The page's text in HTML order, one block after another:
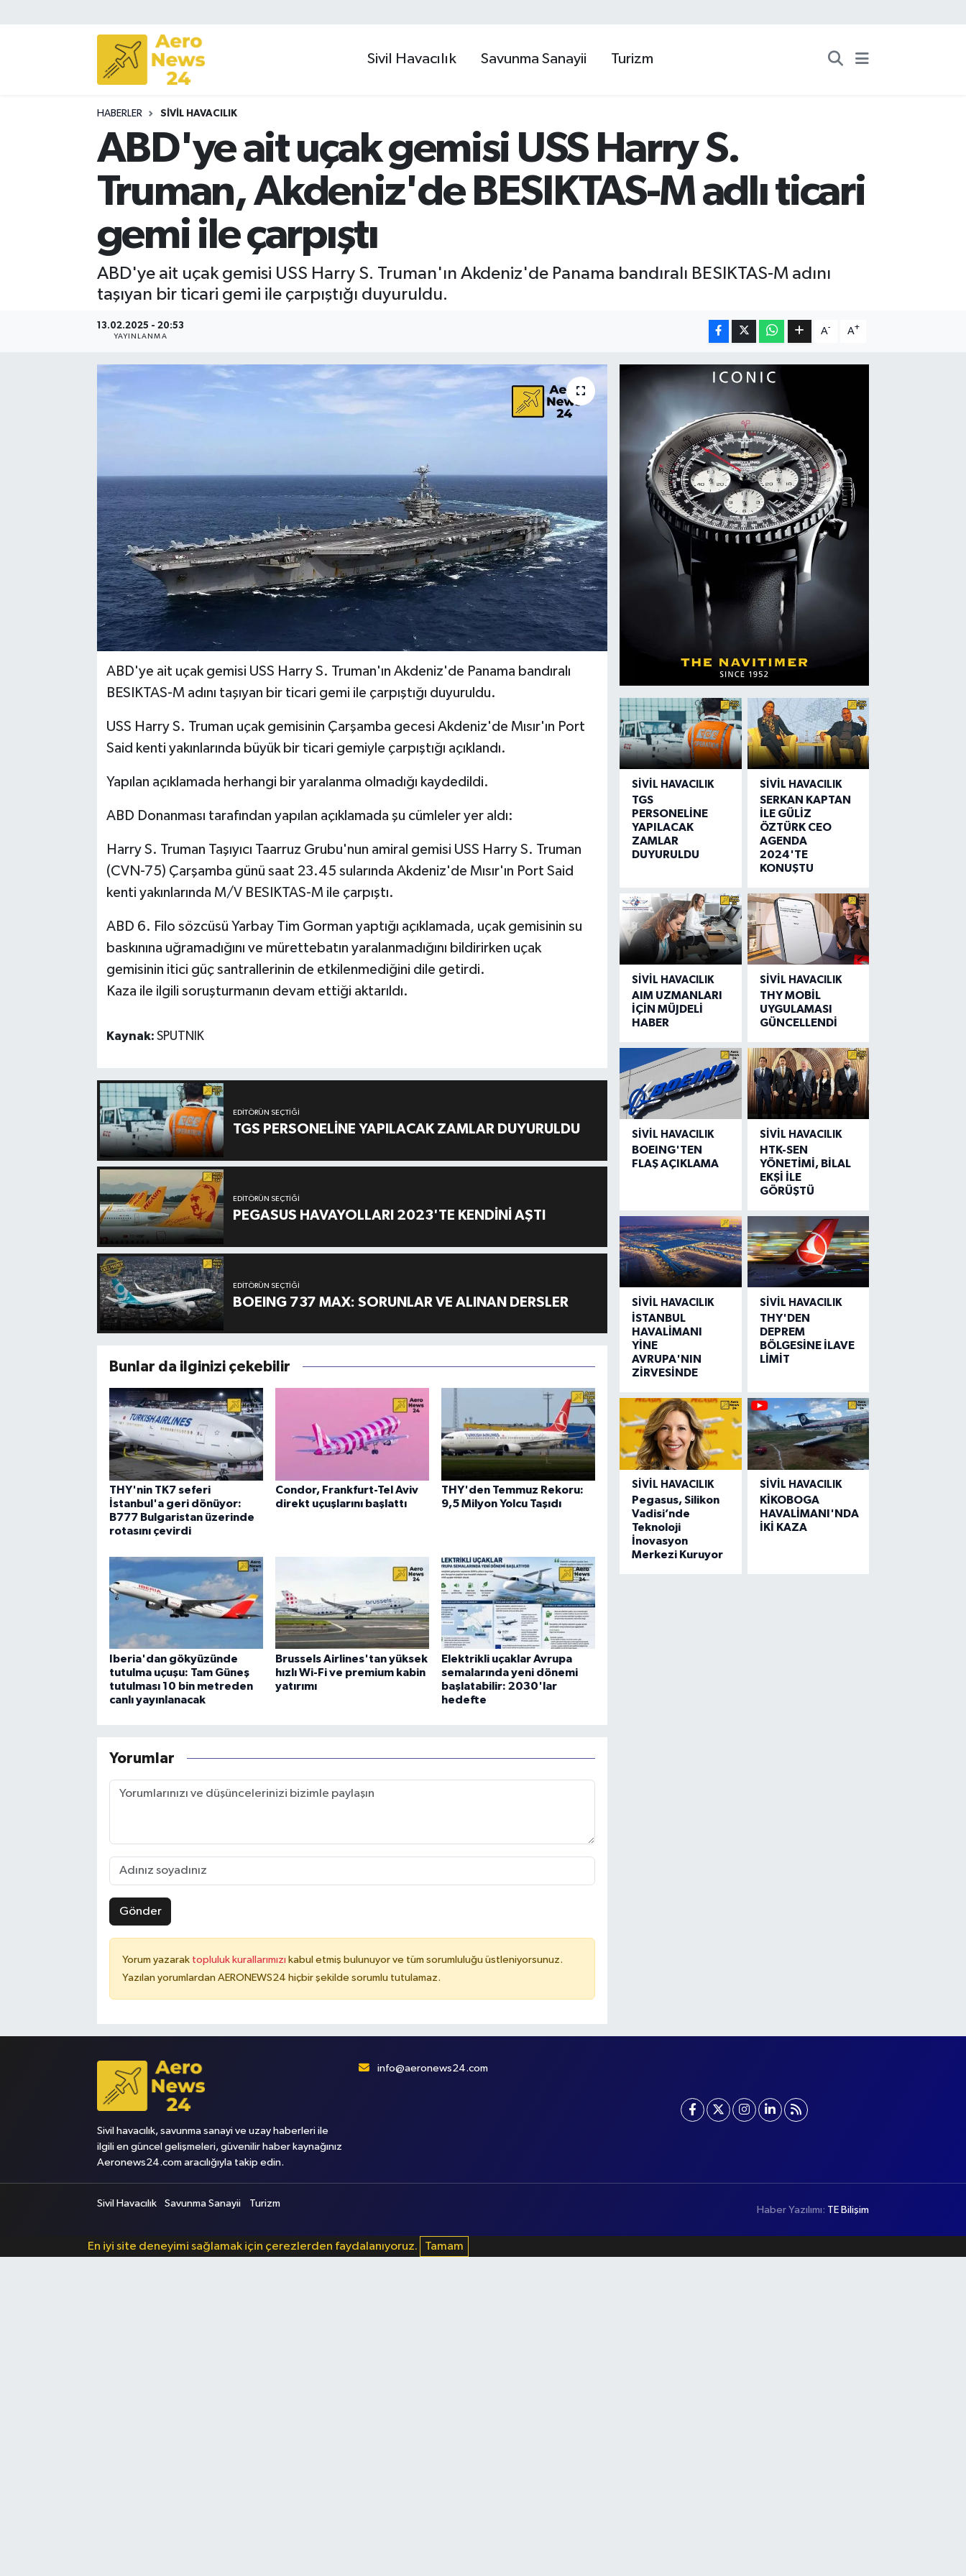
Sivil Havacılık Savunma Sanayii Turizm
HABERLER SIVIL HAVACILIK
ABD'ye ait uçak gemisi USS Harry S.
Truman, Akdeniz'de BESIKTAS-M adlı ticari
gemi ile çarpıştı
ABD'ye ait uçak gemisi USS Harry S. Truman'ın Akdeniz'de Panama bandıralı BESIKTAS-M adını
taşıyan bir ticari gemi ile çarpıştığı duyuruldu.
13.02.2025 - 20:53
YAYINLANMA
A- A+
ABD'ye ait uçak gemisi USS Harry S. Truman'ın Akdeniz'de Panama bandıralı
BESIKTAS-M adını taşıyan bir ticari gemi ile çarpıştığı duyuruldu.
USS Harry S. Truman uçak gemisinin Çarşamba gecesi Akdeniz'de Mısır'ın Port
Said kenti yakınlarında büyük bir ticari gemiyle çarpıştığı açıklandı.
Yapılan açıklamada herhangi bir yaralanma olmadığı kaydedildi.
ABD Donanması tarafından yapılan açıklamada şu cümleler yer aldı:
Harry S. Truman Taşıyıcı Taarruz Grubu'nun amiral gemisi USS Harry S. Truman
(CVN-75) Çarşamba günü saat 23.45 sularında Akdeniz'de Mısır'ın Port Said
kenti yakınlarında M/V BESIKTAS-M ile çarpıştı.
ABD 6. Filo sözcüsü Yarbay Tim Gorman yaptığı açıklamada, uçak gemisinin su
baskınına uğramadığını ve mürettebatın yaralanmadığını bildirirken uçak
gemisinin itici güç santrallerinin de etkilenmediğini dile getirdi.
Kaza ile ilgili soruşturmanın devam ettiği aktarıldı.
Kaynak: SPUTNIK
EDITÖRÜN SEÇTIĞI
TGS PERSONELİNE YAPILACAK ZAMLAR DUYURULDU
EDITÖRÜN SEÇTIĞI
PEGASUS HAVAYOLLARI 2023'TE KENDİNİ AŞTI
EDITÖRÜN SEÇTIĞI
BOEING 737 MAX: SORUNLAR VE ALINAN DERSLER
Bunlar da ilginizi çekebilir
THY'nin TK7 seferi
İstanbul'a geri dönüyor:
B777 Bulgaristan üzerinde
rotasını çevirdi
Condor, Frankfurt-Tel Aviv
direkt uçuşlarını başlattı
THY'den Temmuz Rekoru:
9,5 Milyon Yolcu Taşıdı
Iberia'dan gökyüzünde
tutulma uçuşu: Tam Güneş
tutulması 10 bin metreden
canlı yayınlanacak
Brussels Airlines'tan yüksek
hızlı Wi-Fi ve premium kabin
yatırımı
Elektrikli uçaklar Avrupa
semalarında yeni dönemi
başlatabilir: 2030'lar
hedefte
Yorumlar
Gönder
Yorum yazarak topluluk kurallarımızı kabul etmiş bulunuyor ve tüm sorumluluğu üstleniyorsunuz.
Yazılan yorumlardan AERONEWS24 hiçbir şekilde sorumlu tutulamaz.
SIVIL HAVACILIK
TGS
PERSONELİNE
YAPILACAK
ZAMLAR
DUYURULDU
SIVIL HAVACILIK
SERKAN KAPTAN
İLE GÜLİZ
ÖZTÜRK CEO
AGENDA
2024'TE
KONUŞTU
SIVIL HAVACILIK
AIM UZMANLARI
İÇİN MÜJDELİ
HABER
SIVIL HAVACILIK
THY MOBİL
UYGULAMASI
GÜNCELLENDİ
SIVIL HAVACILIK
BOEING'TEN
FLAŞ AÇIKLAMA
SIVIL HAVACILIK
HTK-SEN
YÖNETİMİ, BİLAL
EKŞİ İLE
GÖRÜŞTÜ
SIVIL HAVACILIK
İSTANBUL
HAVALİMANI
YİNE
AVRUPA'NIN
ZİRVESİNDE
SIVIL HAVACILIK
THY'DEN
DEPREM
BÖLGESİNE İLAVE
LİMİT
SIVIL HAVACILIK
Pegasus, Silikon
Vadisi’nde
Teknoloji
İnovasyon
Merkezi Kuruyor
SIVIL HAVACILIK
KİKOBOGA
HAVALİMANI'NDA
İKİ KAZA
Sivil havacılık, savunma sanayi ve uzay haberleri ile
ilgili en güncel gelişmeleri, güvenilir haber kaynağınız
Aeronews24.com aracılığıyla takip edin.
info@aeronews24.com
Sivil Havacılık Savunma Sanayii Turizm
Haber Yazılımı: TE Bilişim
En iyi site deneyimi sağlamak için çerezlerden faydalanıyoruz. Tamam
Sivil Havacılık